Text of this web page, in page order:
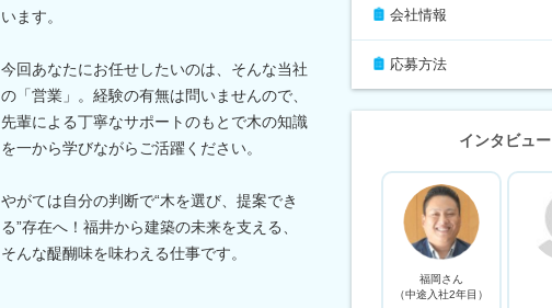
います。
今回あなたにお任せしたいのは、そんな当社
の「営業」。経験の有無は問いませんので、
先輩による丁寧なサポートのもとで木の知識
を一から学びながらご活躍ください。
やがては自分の判断で“木を選び、提案でき
る”存在へ！福井から建築の未来を支える、
そんな醍醐味を味わえる仕事です。
会社情報
応募方法
インタビュー
福岡さん
（中途入社2年目）